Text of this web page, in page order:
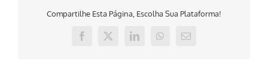
Compartilhe Esta Página, Escolha Sua Plataforma!
Facebook
X LinkedInWhatsApp
E-